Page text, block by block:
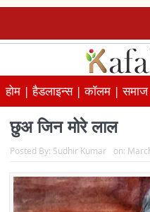
होम |हैडलाइन्स |कॉलम |
छुअ जिन मोरे लाल
Posted By: Sudhir Kumar on: